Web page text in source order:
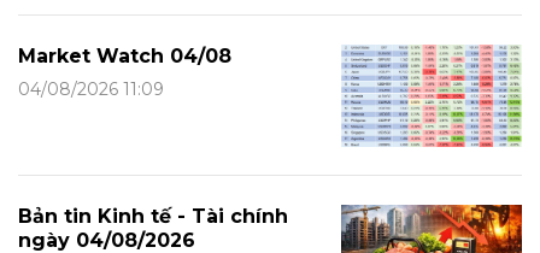
Market Watch 04/08
04/08/2026 11:09
Bản tin Kinh tế - Tài chính
ngày 04/08/2026